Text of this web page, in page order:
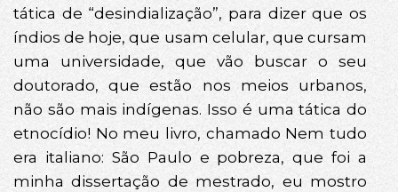
tática de “desindialização”, para dizer que os
índios de hoje, que usam celular, que cursam
uma universidade, que vão buscar o seu
doutorado, que estão nos meios urbanos,
não são mais indígenas. Isso é uma tática do
etnocídio! No meu livro, chamado Nem tudo
era italiano: São Paulo e pobreza, que foi a
minha dissertação de mestrado, eu mostro